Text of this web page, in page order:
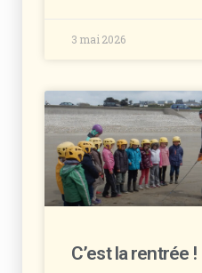
3 mai 2026
C’est la rentrée !